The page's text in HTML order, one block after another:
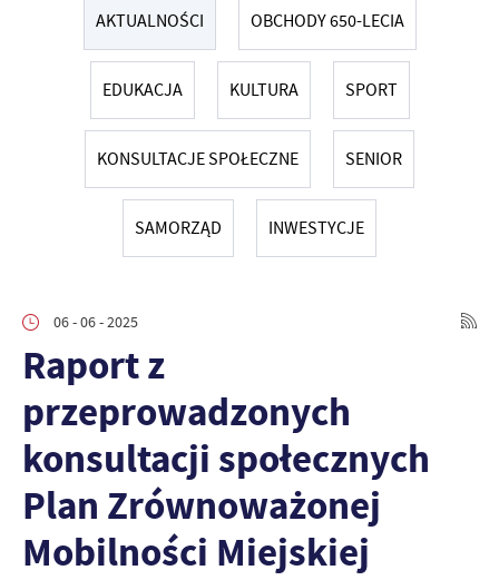
AKTUALNOŚCI OBCHODY 650-LECIA
EDUKACJA KULTURA SPORT
KONSULTACJE SPOŁECZNE SENIOR
SAMORZĄD INWESTYCJE
06 - 06 - 2025
Raport z
przeprowadzonych
konsultacji społecznych
Plan Zrównoważonej
Mobilności Miejskiej